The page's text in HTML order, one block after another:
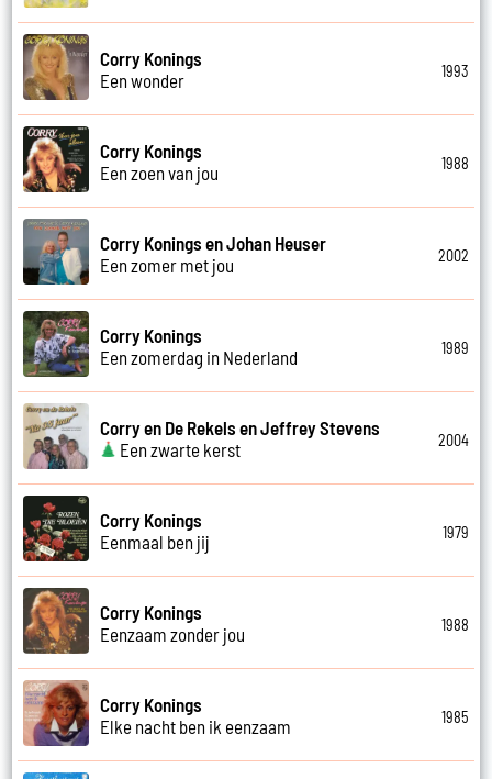
Corry Konings
Een wonder
1993
Corry Konings
Een zoen van jou
1988
Corry Konings en Johan Heuser
Een zomer met jou
2002
Corry Konings
Een zomerdag in Nederland
1989
Corry en De Rekels en Jeffrey Stevens
Een zwarte kerst
2004
Corry Konings
Eenmaal ben jij
1979
Corry Konings
Eenzaam zonder jou
1988
Corry Konings
Elke nacht ben ik eenzaam
1985